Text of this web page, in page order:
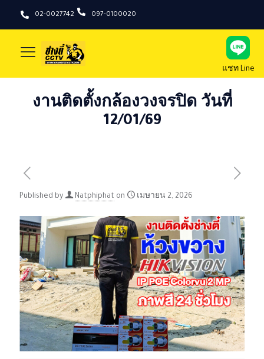
02-0027742 097-0100020
แชท Line
งานติดตั้งกล้องวงจรปิด วันที่
12/01/69
Published by Natphiphat on เมษายน 2, 2026